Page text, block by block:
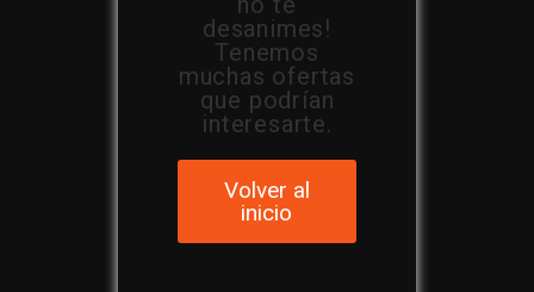
desanimes!
Tenemos
muchas ofertas
que podrían
interesarte.
Volver al
inicio